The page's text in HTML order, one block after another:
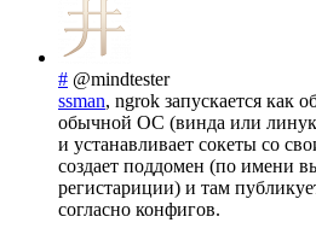
# @mindtester
ssman, ngrok запускается как
обычной ОС (винда или
и устанавливает сокеты со
создает поддомен (по имени
регистариции) и там
согласно конфигов.